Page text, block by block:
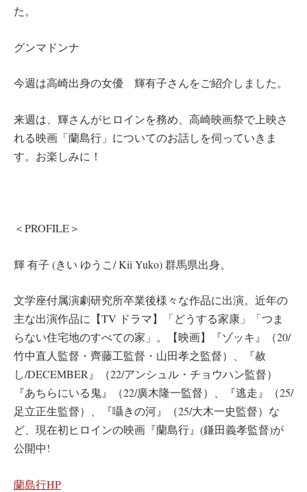
た。
グンマドンナ
今週は高崎出身の女優 輝有子さんをご紹介しました。
来週は、輝さんがヒロインを務め、高崎映画祭で上映さ
れる映画「蘭島行」についてのお話しを伺っていきま
す。お楽しみに！
＜PROFILE＞
輝 有子 (きい ゆうこ/ Kii Yuko) 群馬県出身。
文学座付属演劇研究所卒業後様々な作品に出演。近年の
主な出演作品に【TV ドラマ】「どうする家康」「つま
らない住宅地のすべての家」。【映画】『ゾッキ』（20/
竹中直人監督・齊藤工監督・山田孝之監督）、『赦
し/DECEMBER』（22/アンシュル・チョウハン監督）
『あちらにいる鬼』（22/廣木隆一監督）、『逃走』（25/
足立正生監督）、『囁きの河』（25/大木一史監督）な
ど、現在初ヒロインの映画『蘭島行』(鎌田義孝監督)が
公開中!
蘭島行HP